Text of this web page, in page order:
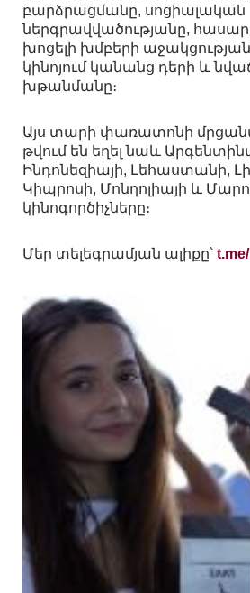
բարձրացմանը, սոցիալական
ներգրավվածությանը,
խոցելի խմբերի
կինոյում կանանց դերի և
խթանմանը։
Այս տարի փառատոնի
թվում են եղել նաև
Ինդոնեզիայի, Լեհաստանի,
Կիպրոսի, Մոնղոլիայի և
կինոգործիչները։
Մեր տելեգրամյան ալիքը՝